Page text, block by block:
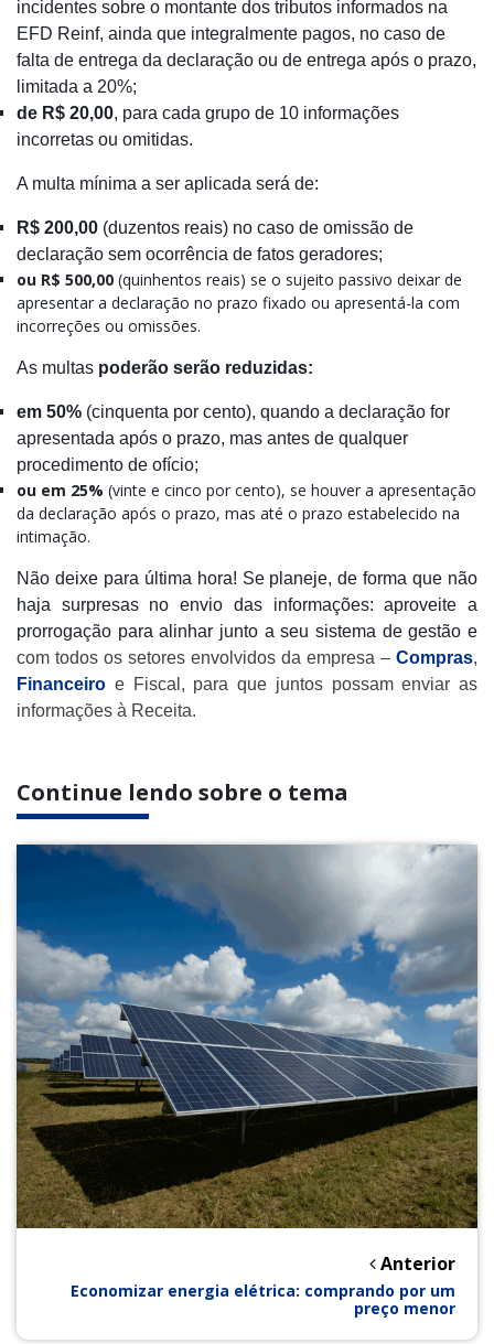
incidentes sobre o montante dos tributos informados na
EFD Reinf, ainda que integralmente pagos, no caso de
falta de entrega da declaração ou de entrega após o prazo,
limitada a 20%;
de R$ 20,00, para cada grupo de 10 informações
incorretas ou omitidas.
A multa mínima a ser aplicada será de:
R$ 200,00 (duzentos reais) no caso de omissão de
declaração sem ocorrência de fatos geradores;
ou R$ 500,00 (quinhentos reais) se o sujeito passivo deixar de
apresentar a declaração no prazo fixado ou apresentá-la com
incorreções ou omissões.
As multas poderão serão reduzidas:
em 50% (cinquenta por cento), quando a declaração for
apresentada após o prazo, mas antes de qualquer
procedimento de ofício;
ou em 25% (vinte e cinco por cento), se houver a apresentação
da declaração após o prazo, mas até o prazo estabelecido na
intimação.
Não deixe para última hora! Se planeje, de forma que não
haja surpresas no envio das informações: aproveite a
prorrogação para alinhar junto a seu sistema de gestão e
com todos os setores envolvidos da empresa – Compras,
Financeiro e Fiscal, para que juntos possam enviar as
informações à Receita.
Continue lendo sobre o tema
Anterior
Economizar energia elétrica: comprando por um
preço menor